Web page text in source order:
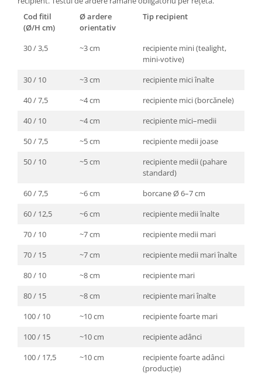
Cod fitil
(Ø/H cm)
Ø ardere
orientativ
Tip recipient
30 / 3,5 ~3 cm
recipiente mini (tealight,
mini-votive)
30 / 10
~3 cm
recipiente mici înalte
40 / 7,5
~4 cm
recipiente mici (borcănele)
40 / 10
~4 cm
recipiente mici–medii
50 / 7,5
~5 cm
recipiente medii joase
50 / 10
~5 cm
recipiente medii (pahare
standard)
60 / 7,5
~6 cm
borcane Ø 6–7 cm
60 / 12,5
~6 cm
recipiente medii înalte
70 / 10
~7 cm
recipiente medii mari
70 / 15
~7 cm
recipiente medii mari înalte
80 / 10
~8 cm
recipiente mari
80 / 15
~8 cm
recipiente mari înalte
100 / 10
~10 cm
recipiente foarte mari
100 / 15
~10 cm
recipiente adânci
100 / 17,5
~10 cm
recipiente foarte adânci
(producție)